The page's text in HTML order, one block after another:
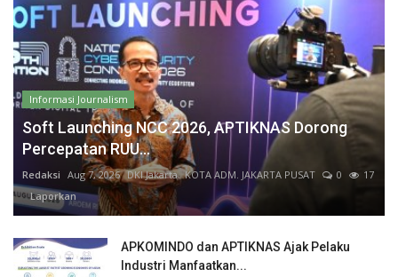
Informasi Journalism
Soft Launching NCC 2026, APTIKNAS Dorong
Percepatan RUU...
Redaksi Aug 7, 2026 DKI Jakarta KOTA ADM. JAKARTA PUSAT 0
17
Laporkan
APKOMINDO dan APTIKNAS Ajak Pelaku
Industri Manfaatkan...